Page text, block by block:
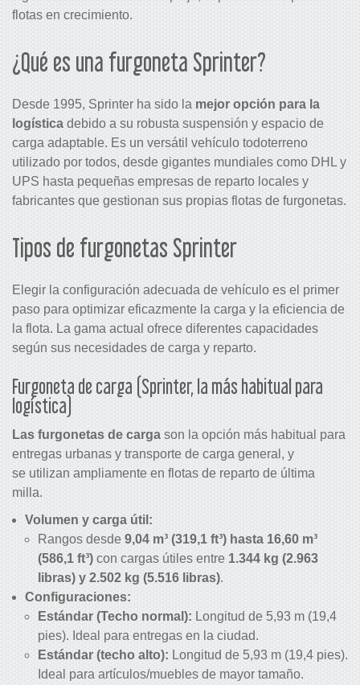
flotas en crecimiento.
¿Qué es una furgoneta Sprinter?
Desde 1995, Sprinter ha sido la mejor opción para la
logística debido a su robusta suspensión y espacio de
carga adaptable. Es un versátil vehículo todoterreno
utilizado por todos, desde gigantes mundiales como DHL y
UPS hasta pequeñas empresas de reparto locales y
fabricantes que gestionan sus propias flotas de furgonetas.
Tipos de furgonetas Sprinter
Elegir la configuración adecuada de vehículo es el primer
paso para optimizar eficazmente la carga y la eficiencia de
la flota. La gama actual ofrece diferentes capacidades
según sus necesidades de carga y reparto.
Furgoneta de carga (Sprinter, la más habitual para
logística)
Las furgonetas de carga son la opción más habitual para
entregas urbanas y transporte de carga general, y
se utilizan ampliamente en flotas de reparto de última
milla.
Volumen y carga útil:
Rangos desde 9,04 m³ (319,1 ft³) hasta 16,60 m³
(586,1 ft³) con cargas útiles entre 1.344 kg (2.963
libras) y 2.502 kg (5.516 libras).
Configuraciones:
Estándar (Techo normal): Longitud de 5,93 m (19,4
pies). Ideal para entregas en la ciudad.
Estándar (techo alto): Longitud de 5,93 m (19,4 pies).
Ideal para artículos/muebles de mayor tamaño.